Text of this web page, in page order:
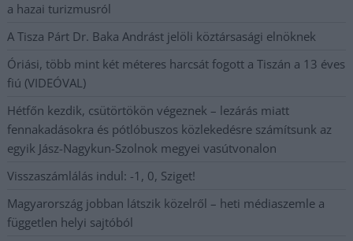
a hazai turizmusról
A Tisza Párt Dr. Baka Andrást jelöli köztársasági elnöknek
Óriási, több mint két méteres harcsát fogott a Tiszán a 13 éves
fiú (VIDEÓVAL)
Hétfőn kezdik, csütörtökön végeznek – lezárás miatt
fennakadásokra és pótlóbuszos közlekedésre számítsunk az
egyik Jász-Nagykun-Szolnok megyei vasútvonalon
Visszaszámlálás indul: -1, 0, Sziget!
Magyarország jobban látszik közelről – heti médiaszemle a
független helyi sajtóból